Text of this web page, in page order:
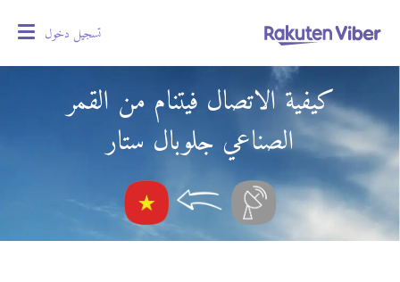
تسجيل دخول
كيفية الاتصال فيتنام من القمر
الصناعي جلوبال ستار